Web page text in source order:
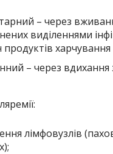
– через
виділеннями
продуктів
– через вдихання
лімфовузлів